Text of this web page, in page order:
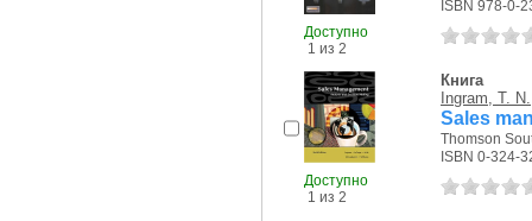
Доступно
1 из 2
ISBN 978-0-
Доступно
1 из 2
Книга
Ingram, T. N.
Sales
Thomson
ISBN 0-324-